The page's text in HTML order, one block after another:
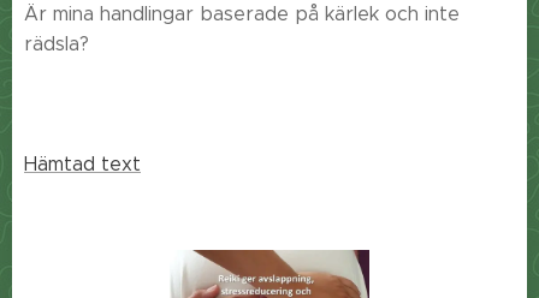
Är mina handlingar baserade på kärlek och inte
rädsla?
Hämtad text